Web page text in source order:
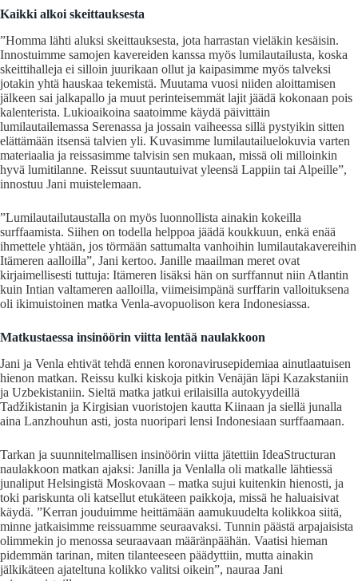
Kaikki alkoi skeittauksesta
”Homma lähti aluksi skeittauksesta, jota harrastan vieläkin kesäisin.
Innostuimme samojen kavereiden kanssa myös lumilautailusta, koska
skeittihalleja ei silloin juurikaan ollut ja kaipasimme myös talveksi
jotakin yhtä hauskaa tekemistä. Muutama vuosi niiden aloittamisen
jälkeen sai jalkapallo ja muut perinteisemmät lajit jäädä kokonaan pois
kalenterista. Lukioaikoina saatoimme käydä päivittäin
lumilautailemassa Serenassa ja jossain vaiheessa sillä pystyikin sitten
elättämään itsensä talvien yli. Kuvasimme lumilautailuelokuvia varten
materiaalia ja reissasimme talvisin sen mukaan, missä oli milloinkin
hyvä lumitilanne. Reissut suuntautuivat yleensä Lappiin tai Alpeille”,
innostuu Jani muistelemaan.
”Lumilautailutaustalla on myös luonnollista ainakin kokeilla
surffaamista. Siihen on todella helppoa jäädä koukkuun, enkä enää
ihmettele yhtään, jos törmään sattumalta vanhoihin lumilautakavereihin
Itämeren aalloilla”, Jani kertoo. Janille maailman meret ovat
kirjaimellisesti tuttuja: Itämeren lisäksi hän on surffannut niin Atlantin
kuin Intian valtameren aalloilla, viimeisimpänä surffarin valloituksena
oli ikimuistoinen matka Venla-avopuolison kera Indonesiassa.
Matkustaessa insinöörin viitta lentää naulakkoon
Jani ja Venla ehtivät tehdä ennen koronavirusepidemiaa ainutlaatuisen
hienon matkan. Reissu kulki kiskoja pitkin Venäjän läpi Kazakstaniin
ja Uzbekistaniin. Sieltä matka jatkui erilaisilla autokyydeillä
Tadžikistanin ja Kirgisian vuoristojen kautta Kiinaan ja siellä junalla
aina Lanzhouhun asti, josta nuoripari lensi Indonesiaan surffaamaan.
Tarkan ja suunnitelmallisen insinöörin viitta jätettiin IdeaStructuran
naulakkoon matkan ajaksi: Janilla ja Venlalla oli matkalle lähtiessä
junaliput Helsingistä Moskovaan – matka sujui kuitenkin hienosti, ja
toki pariskunta oli katsellut etukäteen paikkoja, missä he haluaisivat
käydä. ”Kerran jouduimme heittämään aamukuudelta kolikkoa siitä,
minne jatkaisimme reissuamme seuraavaksi. Tunnin päästä arpajaisista
olimmekin jo menossa seuraavaan määränpäähän. Vaatisi hieman
pidemmän tarinan, miten tilanteeseen päädyttiin, mutta ainakin
jälkikäteen ajateltuna kolikko valitsi oikein”, nauraa Jani